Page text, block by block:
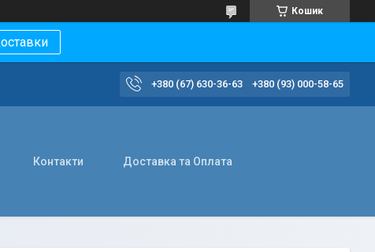
Кошик
+380 (67) 630-36-63 +380 (93) 000-58-65
Контакти Доставка та Оплата